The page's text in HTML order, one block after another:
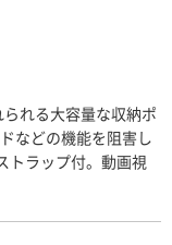
れる大容量な収納ポ
などの機能を阻害し
トラップ付。動画視